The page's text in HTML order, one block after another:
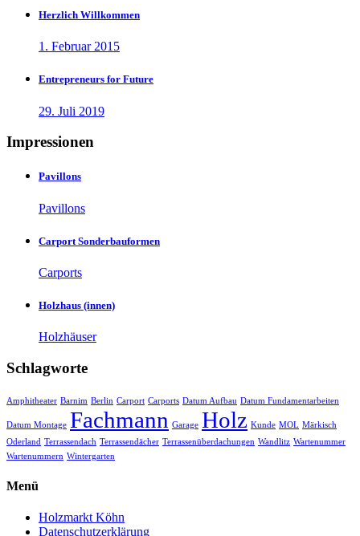
Herzlich Willkommen
1. Februar 2015
Entrepreneurs for Future
29. Juli 2019
Impressionen
Pavillons
Pavillons
Carport Sonderbauformen
Carports
Holzhaus (innen)
Holzhäuser
Schlagworte
Amphitheater Barnim Berlin Carport Carports Datum Aufbau Datum Fundamentarbeiten
Datum Montage Fachmann Garage Holz Kunde MOL Märkisch
Oderland Terrassendach Terrassendächer Terrassenüberdachungen Wandlitz Wartenummer
Wartenummern Wintergarten
Menü
Holzmarkt Köhn
Datenschutzerklärung